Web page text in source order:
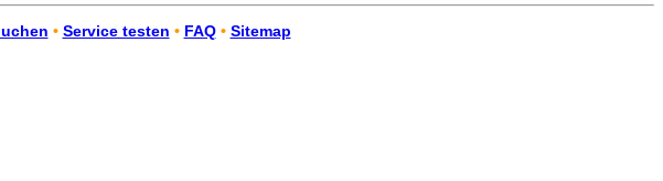
• Service testen • FAQ• Sitemap